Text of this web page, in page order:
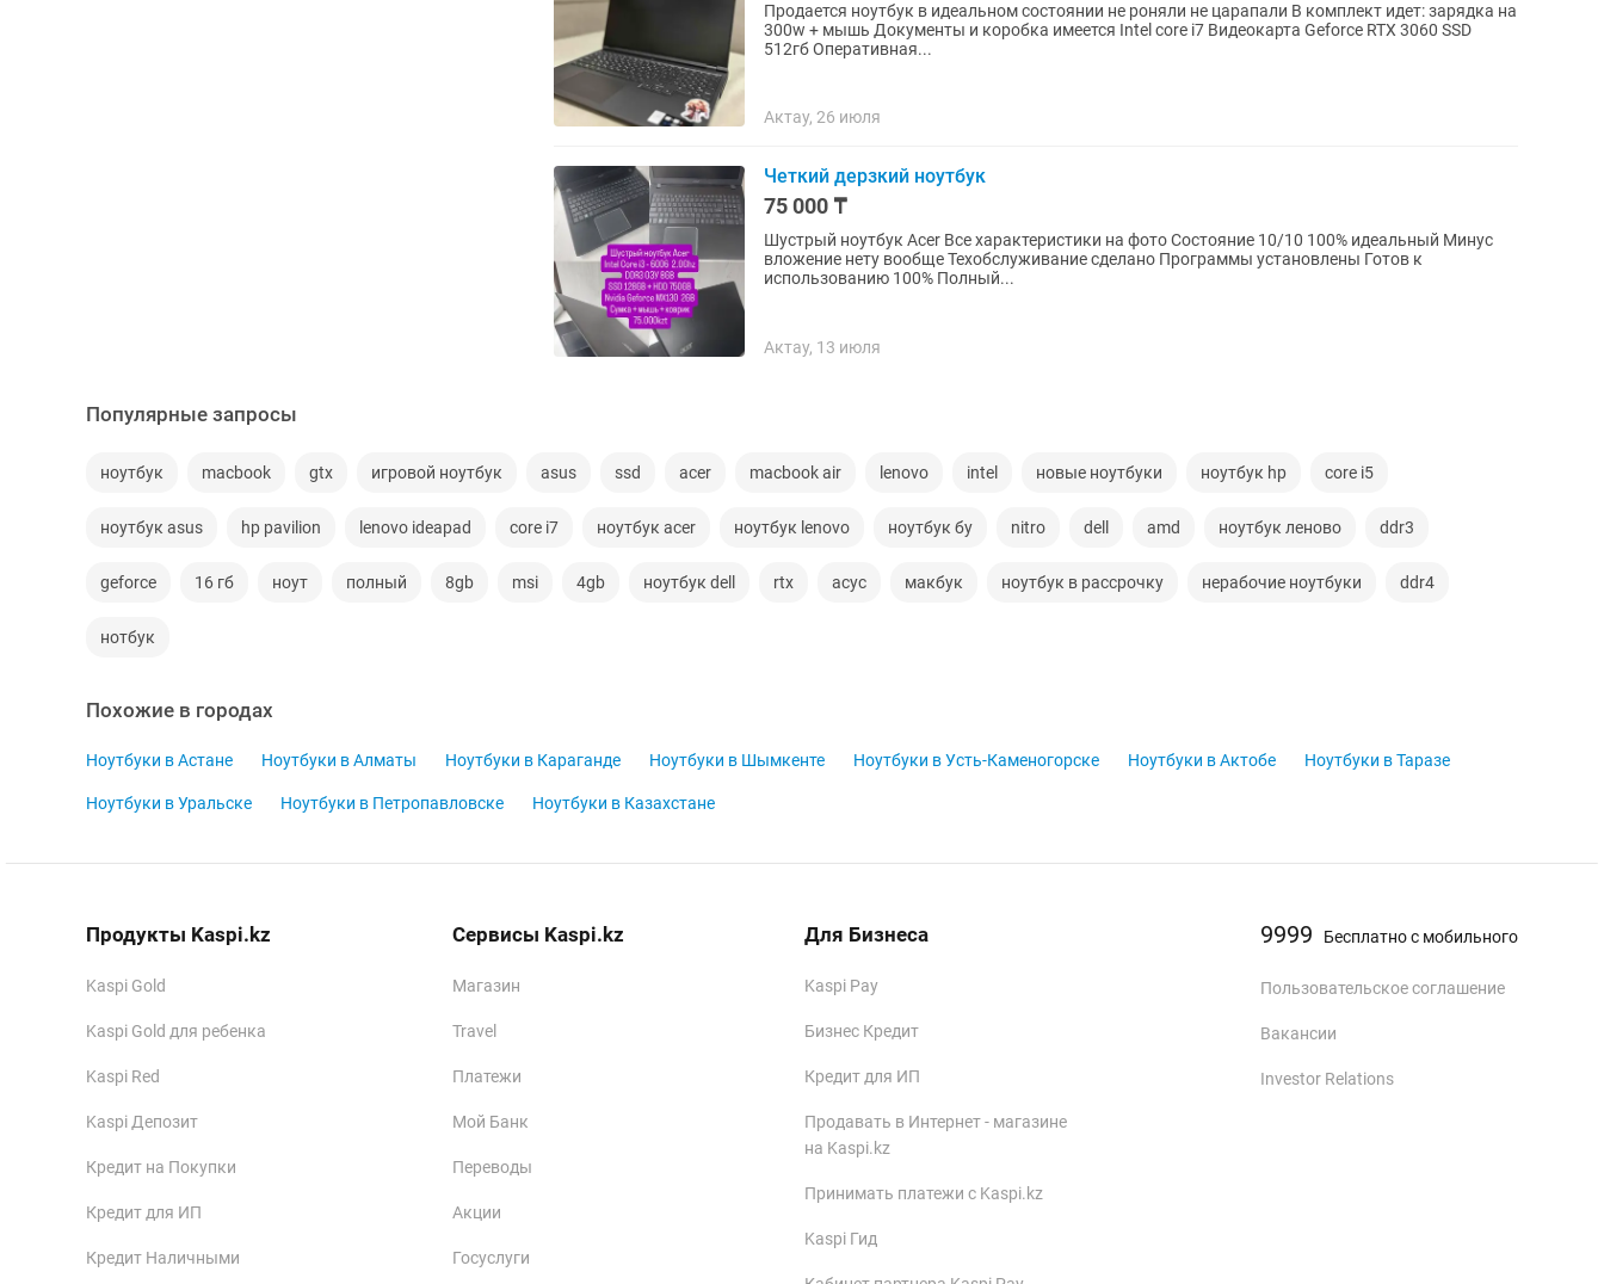
Продается ноутбук в идеальном состоянии не роняли не царапали В комплект идет: зарядка на
300w + мышь Документы и коробка имеется Intel core i7 Видеокарта Geforce RTX 3060 SSD
512гб Оперативная...
Актау, 26 июля
Четкий дерзкий ноутбук
75 000 ₸
Шустрый ноутбук Acer Все характеристики на фото Состояние 10/10 100% идеальный Минус
вложение нету вообще Техобслуживание сделано Программы установлены Готов к
использованию 100% Полный...
Актау, 13 июля
Популярные запросы
ноутбук macbook gtx игровой ноутбук asus ssd acer macbook air lenovo intel новые ноутбуки ноутбук hp core i5
ноутбук asus hp pavilion lenovo ideapad core i7 ноутбук acer ноутбук lenovo ноутбук бу nitro dell amd ноутбук леново ddr3
geforce 16 гб ноут полный 8gb msi 4gb ноутбук dell rtx асус макбук ноутбук в рассрочку нерабочие ноутбуки ddr4
нотбук
Похожие в городах
Ноутбуки в Астане Ноутбуки в Алматы Ноутбуки в Караганде Ноутбуки в Шымкенте Ноутбуки в Усть-Каменогорске Ноутбуки в Актобе Ноутбуки в Таразе
Ноутбуки в Уральске Ноутбуки в Петропавловске Ноутбуки в Казахстане
Продукты Kaspi.kz
Kaspi Gold
Kaspi Gold для ребенка
Kaspi Red
Kaspi Депозит
Кредит на Покупки
Кредит для ИП
Кредит Наличными
Сервисы Kaspi.kz
Магазин
Travel
Платежи
Мой Банк
Переводы
Акции
Госуслуги
Для Бизнеса
Kaspi Pay
Бизнес Кредит
Кредит для ИП
Продавать в Интернет - магазине
на Kaspi.kz
Принимать платежи с Kaspi.kz
Kaspi Гид
9999 Бесплатно с мобильного
Пользовательское соглашение
Вакансии
Investor Relations